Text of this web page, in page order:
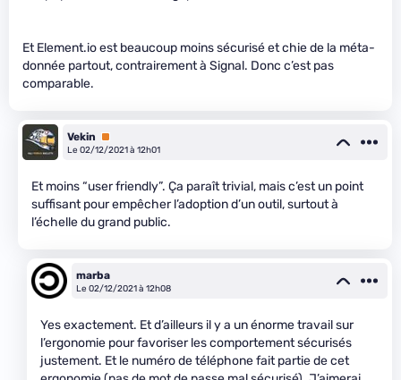
Et Element.io est beaucoup moins sécurisé et chie de la méta-
donnée partout, contrairement à Signal. Donc c’est pas
comparable.
Vekin
Premium
Le 02/12/2021 à 12h01
Et moins “user friendly”. Ça paraît trivial, mais c’est un point
suffisant pour empêcher l’adoption d’un outil, surtout à
l’échelle du grand public.
marba
Le 02/12/2021 à 12h08
Yes exactement. Et d’ailleurs il y a un énorme travail sur
l’ergonomie pour favoriser les comportement sécurisés
justement. Et le numéro de téléphone fait partie de cet